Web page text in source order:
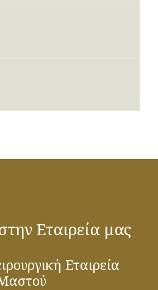
Εταιρεία μας
Εταιρεία